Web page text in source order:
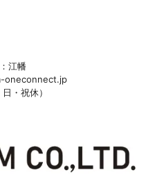
江幡
oneconnect.jp
・祝休）